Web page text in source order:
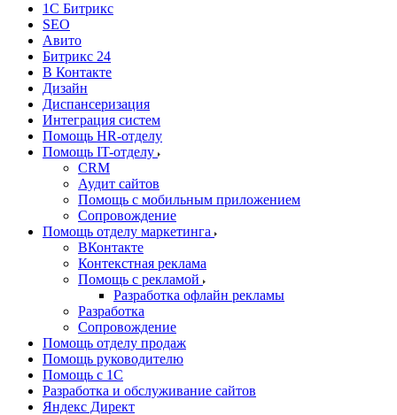
1С Битрикс
SEO
Авито
Битрикс 24
В Контакте
Дизайн
Диспансеризация
Интеграция систем
Помощь HR-отделу
Помощь IT-отделу
CRM
Аудит сайтов
Помощь с мобильным приложением
Сопровождение
Помощь отделу маркетинга
ВКонтакте
Контекстная реклама
Помощь с рекламой
Разработка офлайн рекламы
Разработка
Сопровождение
Помощь отделу продаж
Помощь руководителю
Помощь с 1С
Разработка и обслуживание сайтов
Яндекс Директ